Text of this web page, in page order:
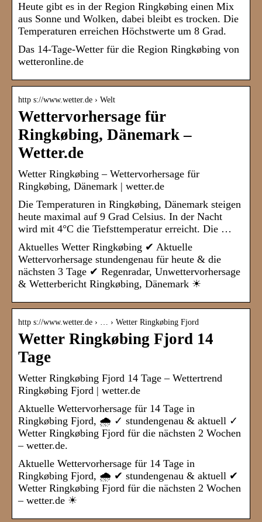
Heute gibt es in der Region Ringkøbing einen Mix
aus Sonne und Wolken, dabei bleibt es trocken. Die
Temperaturen erreichen Höchstwerte um 8 Grad.
Das 14-Tage-Wetter für die Region Ringkøbing von
wetteronline.de
http s://www.wetter.de › Welt
Wettervorhersage für
Ringkøbing, Dänemark –
Wetter.de
Wetter Ringkøbing – Wettervorhersage für
Ringkøbing, Dänemark | wetter.de
Die Temperaturen in Ringkøbing, Dänemark steigen
heute maximal auf 9 Grad Celsius. In der Nacht
wird mit 4°C die Tiefsttemperatur erreicht. Die …
Aktuelles Wetter Ringkøbing ✔ Aktuelle
Wettervorhersage stundengenau für heute & die
nächsten 3 Tage ✔ Regenradar, Unwettervorhersage
& Wetterbericht Ringkøbing, Dänemark ☀
http s://www.wetter.de › … › Wetter Ringkøbing Fjord
Wetter Ringkøbing Fjord 14
Tage
Wetter Ringkøbing Fjord 14 Tage – Wettertrend
Ringkøbing Fjord | wetter.de
Aktuelle Wettervorhersage für 14 Tage in
Ringkøbing Fjord, 🌧️ ✓ stundengenau & aktuell ✓
Wetter Ringkøbing Fjord für die nächsten 2 Wochen
– wetter.de.
Aktuelle Wettervorhersage für 14 Tage in
Ringkøbing Fjord, 🌧️ ✔ stundengenau & aktuell ✔
Wetter Ringkøbing Fjord für die nächsten 2 Wochen
– wetter.de ☀